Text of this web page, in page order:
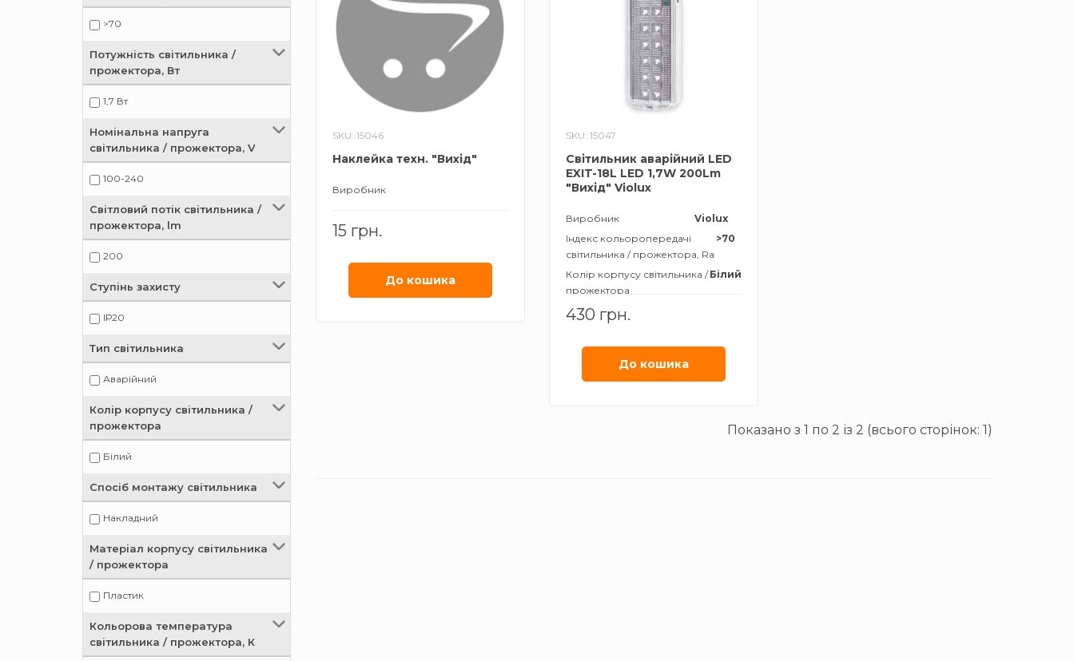
>70
Потужність світильника /
прожектора, Вт
1,7 Вт
Номінальна напруга
світильника / прожектора, V
100-240
Світловий потік світильника /
прожектора, lm
200
Ступінь захисту
ІР20
Тип світильника
Аварійний
Колір корпусу світильника /
прожектора
Білий
Спосіб монтажу світильника
Накладний
Матеріал корпусу світильника
/ прожектора
Пластик
Кольорова температура
світильника / прожектора, К
SKU: 15046
Наклейка техн. "Вихід"
Виробник
15 грн.
До кошика
SKU: 15047
Світильник аварійний LED
EXIT-18L LED 1,7W 200Lm
"Вихід" Violux
Виробник
Violux
Індекс кольоропередачі
світильника / прожектора, Ra
>70
Колір корпусу світильника /
прожектора
Білий
Кольорова температура
світильника /
Матеріал корпусу
світильника /
430 грн.
До кошика
Показано з 1 по 2 із 2 (всього сторінок: 1)